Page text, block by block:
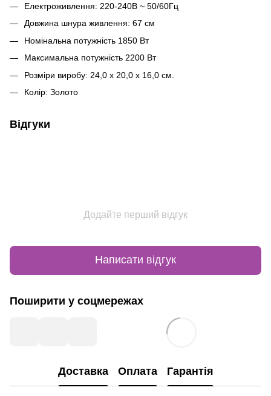
Електроживлення: 220-240В ~ 50/60Гц
Довжина шнура живлення: 67 см
Номінальна потужність 1850 Вт
Максимальна потужність 2200 Вт
Розміри виробу: 24,0 х 20,0 х 16,0 см.
Колір: Золото
Відгуки
Додайте перший відгук
Написати відгук
Поширити у соцмережах
Доставка Оплата Гарантія